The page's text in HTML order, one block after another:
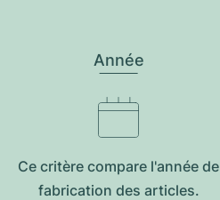
Année
Ce critère compare l'année de
fabrication des articles.